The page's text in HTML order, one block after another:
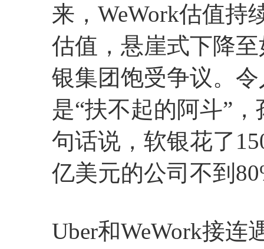
来，WeWork估值持
估值，悬崖式下降
银集团饱受争议。
是“扶不起的阿斗”
句话说，软银花了
亿美元的公司不到
Uber和WeWork接